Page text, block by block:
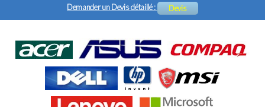
Demander un Devis détaillé : Devis